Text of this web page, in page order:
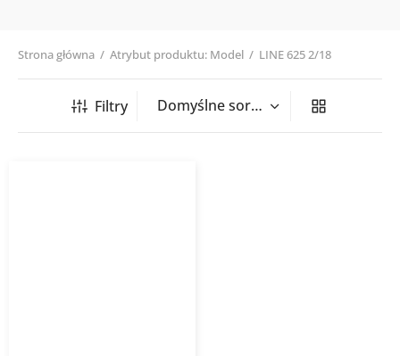
Strona główna / Atrybut produktu: Model / LINE 625 2/18
Filtry